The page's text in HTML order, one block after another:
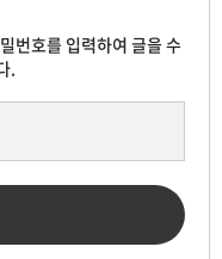
번호를 입력하여 글을 수
.